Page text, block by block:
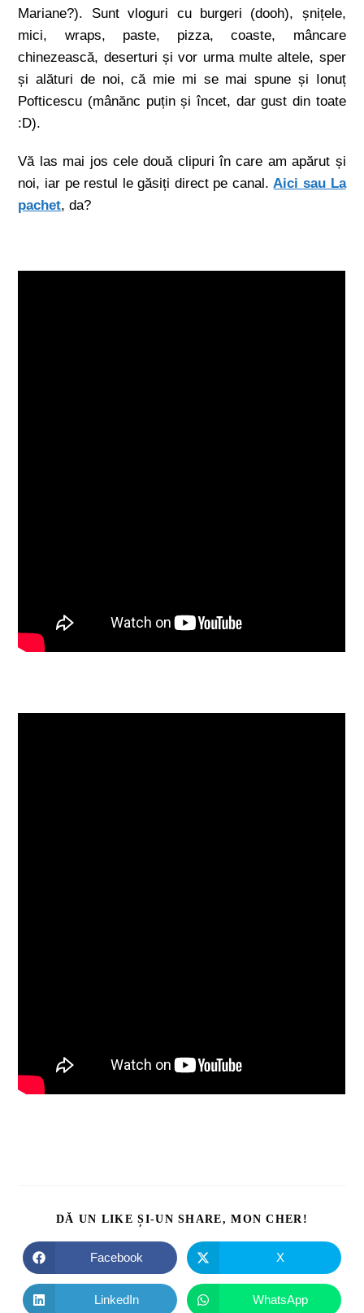
Mariane?). Sunt vloguri cu burgeri (dooh), șnițele,
mici, wraps, paste, pizza, coaste, mâncare
chinezească, deserturi și vor urma multe altele, sper
și alături de noi, că mie mi se mai spune și Ionuț
Pofticescu (mânănc puțin și încet, dar gust din toate
:D).
Vă las mai jos cele două clipuri în care am apărut și
noi, iar pe restul le găsiți direct pe canal. Aici sau La
pachet, da?
DĂ UN LIKE ȘI-UN SHARE, MON CHER!
Facebook X
LinkedIn WhatsApp